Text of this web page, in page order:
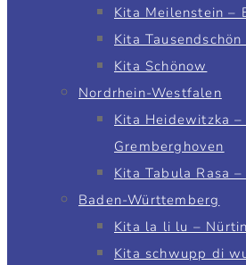
Kita Meilenstein –
Kita
Kita Schönow
Nordrhein-Westfalen
Kita Heidewitzka –
Gremberghoven
Kita Tabula Rasa
Baden-Württemberg
Kita la li lu –
Kita schwupp di